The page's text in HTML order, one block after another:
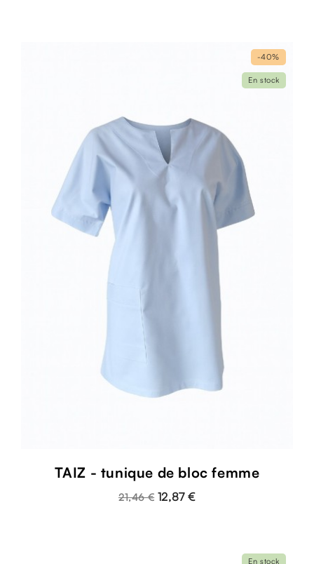
TAIZ - tunique de bloc femme
21,46 € 12,87 €
-40%
En stock
En stock